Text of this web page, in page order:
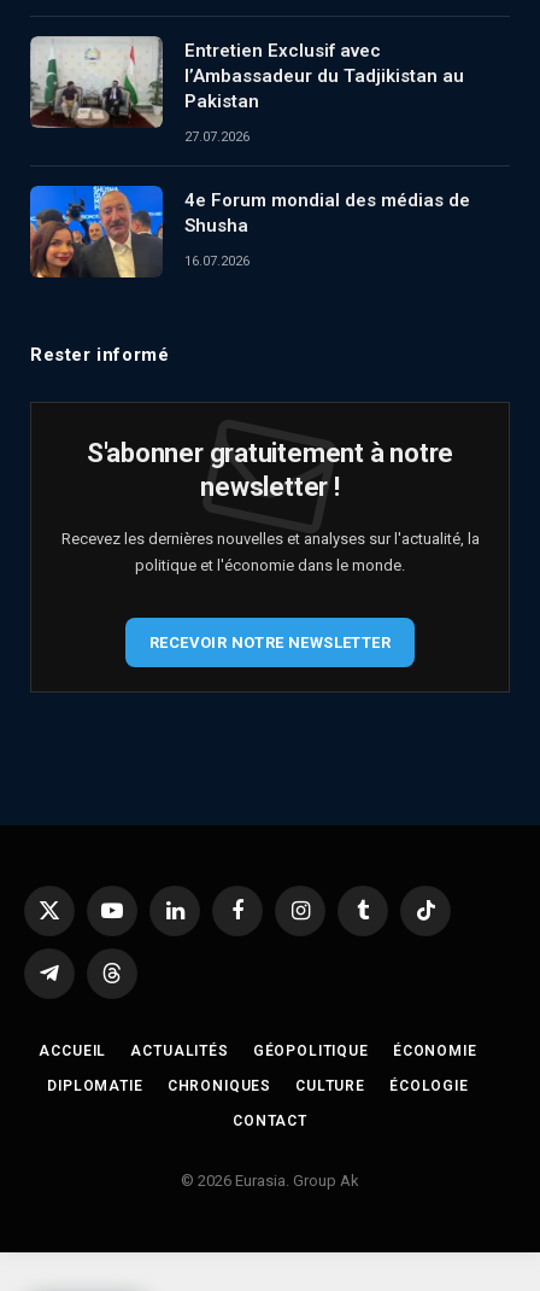
Entretien Exclusif avec
l’Ambassadeur du Tadjikistan au
Pakistan
27.07.2026
4e Forum mondial des médias de
Shusha
16.07.2026
Rester informé
S'abonner gratuitement à notre
newsletter !
Recevez les dernières nouvelles et analyses sur l'actualité, la
politique et l'économie dans le monde.
RECEVOIR NOTRE NEWSLETTER
X
YouTubeLinkedIn FacebookInstagramTumblr TikTok
TelegramThreads
ACCUEIL ACTUALITÉS GÉOPOLITIQUE ÉCONOMIE
DIPLOMATIE CHRONIQUES CULTURE ÉCOLOGIE
CONTACT
© 2026 Eurasia. Group Ak